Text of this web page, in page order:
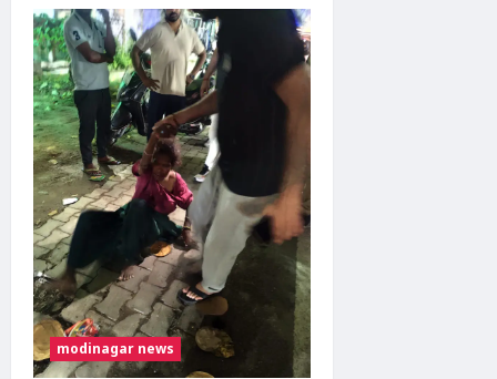
मोदीनगर-
भोजपुर
रोड
पर
शराब
पीने
के
दौरान
विवाद,
युवक
ने
साथी
को
मारी
गोली,
आरोपी
गिरफ्तार
modinagar news